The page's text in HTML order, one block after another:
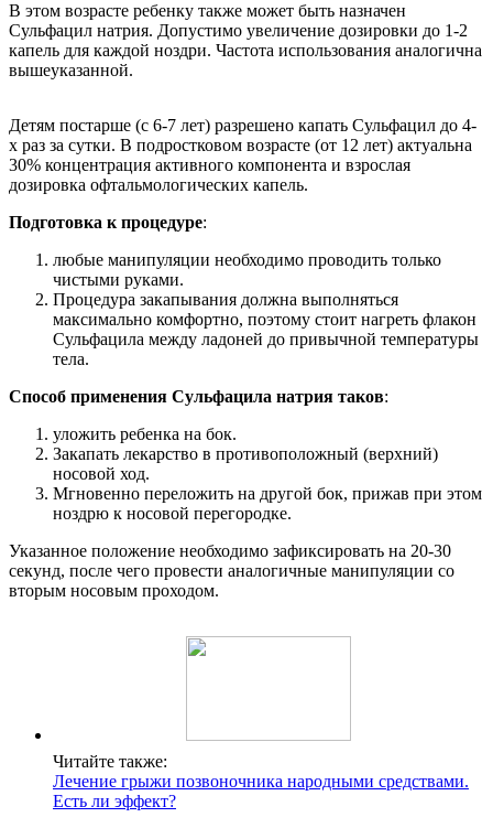
В этом возрасте ребенку также может быть назначен
Сульфацил натрия. Допустимо увеличение дозировки до 1-2
капель для каждой ноздри. Частота использования аналогична
вышеуказанной.
Детям постарше (с 6-7 лет) разрешено капать Сульфацил до 4-
х раз за сутки. В подростковом возрасте (от 12 лет) актуальна
30% концентрация активного компонента и взрослая
дозировка офтальмологических капель.
Подготовка к процедуре:
любые манипуляции необходимо проводить только
чистыми руками.
Процедура закапывания должна выполняться
максимально комфортно, поэтому стоит нагреть флакон
Сульфацила между ладоней до привычной температуры
тела.
Способ применения Сульфацила натрия таков:
уложить ребенка на бок.
Закапать лекарство в противоположный (верхний)
носовой ход.
Мгновенно переложить на другой бок, прижав при этом
ноздрю к носовой перегородке.
Указанное положение необходимо зафиксировать на 20-30
секунд, после чего провести аналогичные манипуляции со
вторым носовым проходом.
Читайте также:
Лечение грыжи позвоночника народными средствами.
Есть ли эффект?